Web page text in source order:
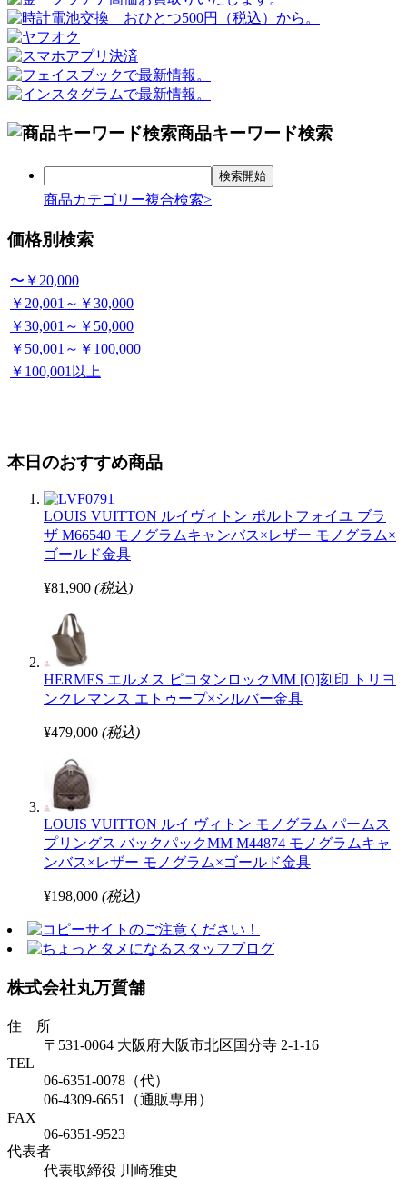
商品キーワード検索
商品カテゴリー複合検索>
価格別検索
〜￥20,000
￥20,001～￥30,000
￥30,001～￥50,000
￥50,001～￥100,000
￥100,001以上
本日のおすすめ商品
LOUIS VUITTON ルイヴィトン ポルトフォイユ ブラ
ザ M66540 モノグラムキャンバス×レザー モノグラム×
ゴールド金具
¥81,900 (税込)
HERMES エルメス ピコタンロックMM [O]刻印 トリヨ
ンクレマンス エトゥープ×シルバー金具
¥479,000 (税込)
LOUIS VUITTON ルイ ヴィトン モノグラム パームス
プリングス バックパックMM M44874 モノグラムキャ
ンバス×レザー モノグラム×ゴールド金具
¥198,000 (税込)
株式会社丸万質舗
住 所
〒531-0064 大阪府大阪市北区国分寺 2-1-16
TEL
06-6351-0078（代）
06-4309-6651（通販専用）
FAX
06-6351-9523
代表者
代表取締役 川崎雅史